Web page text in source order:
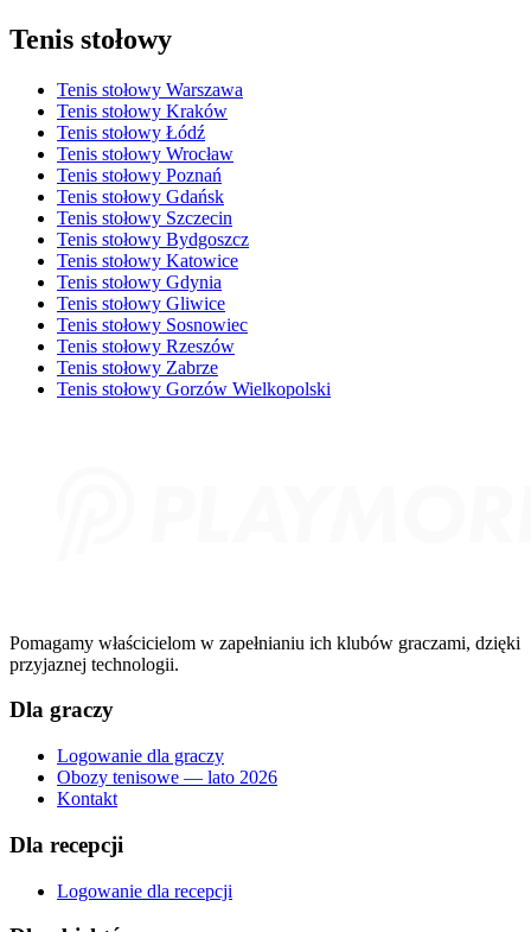
Tenis stołowy
Tenis stołowy Warszawa
Tenis stołowy Kraków
Tenis stołowy Łódź
Tenis stołowy Wrocław
Tenis stołowy Poznań
Tenis stołowy Gdańsk
Tenis stołowy Szczecin
Tenis stołowy Bydgoszcz
Tenis stołowy Katowice
Tenis stołowy Gdynia
Tenis stołowy Gliwice
Tenis stołowy Sosnowiec
Tenis stołowy Rzeszów
Tenis stołowy Zabrze
Tenis stołowy Gorzów Wielkopolski
Pomagamy właścicielom w zapełnianiu ich klubów graczami, dzięki
przyjaznej technologii.
Dla graczy
Logowanie dla graczy
Obozy tenisowe — lato 2026
Kontakt
Dla recepcji
Logowanie dla recepcji